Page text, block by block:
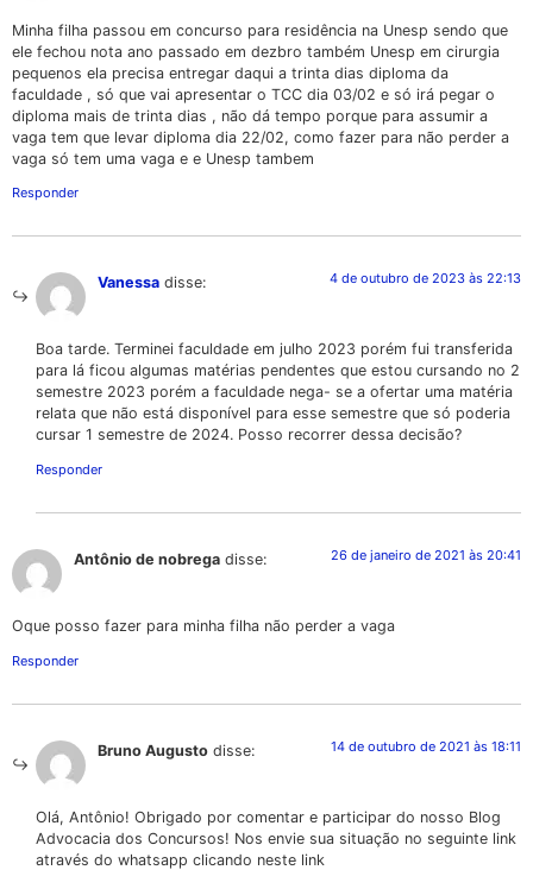
Minha filha passou em concurso para residência na Unesp sendo que
ele fechou nota ano passado em dezbro também Unesp em cirurgia
pequenos ela precisa entregar daqui a trinta dias diploma da
faculdade , só que vai apresentar o TCC dia 03/02 e só irá pegar o
diploma mais de trinta dias , não dá tempo porque para assumir a
vaga tem que levar diploma dia 22/02, como fazer para não perder a
vaga só tem uma vaga e e Unesp tambem
Responder
Vanessa disse: 4 de outubro de 2023 às 22:13
Boa tarde. Terminei faculdade em julho 2023 porém fui transferida
para lá ficou algumas matérias pendentes que estou cursando no 2
semestre 2023 porém a faculdade nega- se a ofertar uma matéria
relata que não está disponível para esse semestre que só poderia
cursar 1 semestre de 2024. Posso recorrer dessa decisão?
Responder
Antônio de nobrega disse: 26 de janeiro de 2021 às 20:41
Oque posso fazer para minha filha não perder a vaga
Responder
Bruno Augusto disse: 14 de outubro de 2021 às 18:11
Olá, Antônio! Obrigado por comentar e participar do nosso Blog
Advocacia dos Concursos! Nos envie sua situação no seguinte link
através do whatsapp clicando neste link